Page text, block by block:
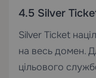
4.5 Silver
Silver Ticket
на весь домен.
цільового